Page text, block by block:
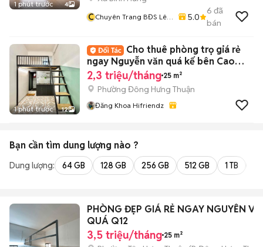
1 phút trước 4
CChuyên Trang BĐS Lê
5.0
6 đã
bán
1 phút trước 12
Cho thuê phòng trọ giá rẻ
ngay Nguyễn văn quá kế bên Cao
đẳng VOV
2,3 triệu/tháng 25 m²
Phường Đông Hưng Thuận
Đăng Khoa Hifriendz
Bạn cần tìm dung lượng nào ?
Dung lượng: 64 GB 128 GB 256 GB 512 GB 1 TB
PHÒNG ĐẸP GIÁ RẺ NGAY NGUYỄN
QUÁ Q12
3,5 triệu/tháng 25 m²